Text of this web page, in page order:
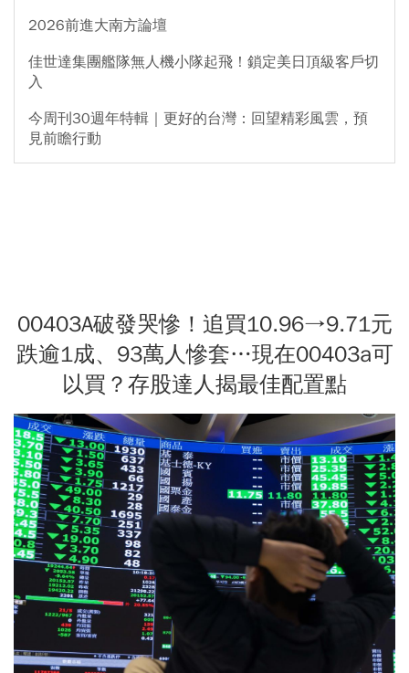
2026前進大南方論壇
佳世達集團艦隊無人機小隊起飛！鎖定美日頂級客戶切
入
今周刊30週年特輯｜更好的台灣：回望精彩風雲，預
見前瞻行動
00403A破發哭慘！追買10.96→9.71元
跌逾1成、93萬人慘套…現在00403a可
以買？存股達人揭最佳配置點